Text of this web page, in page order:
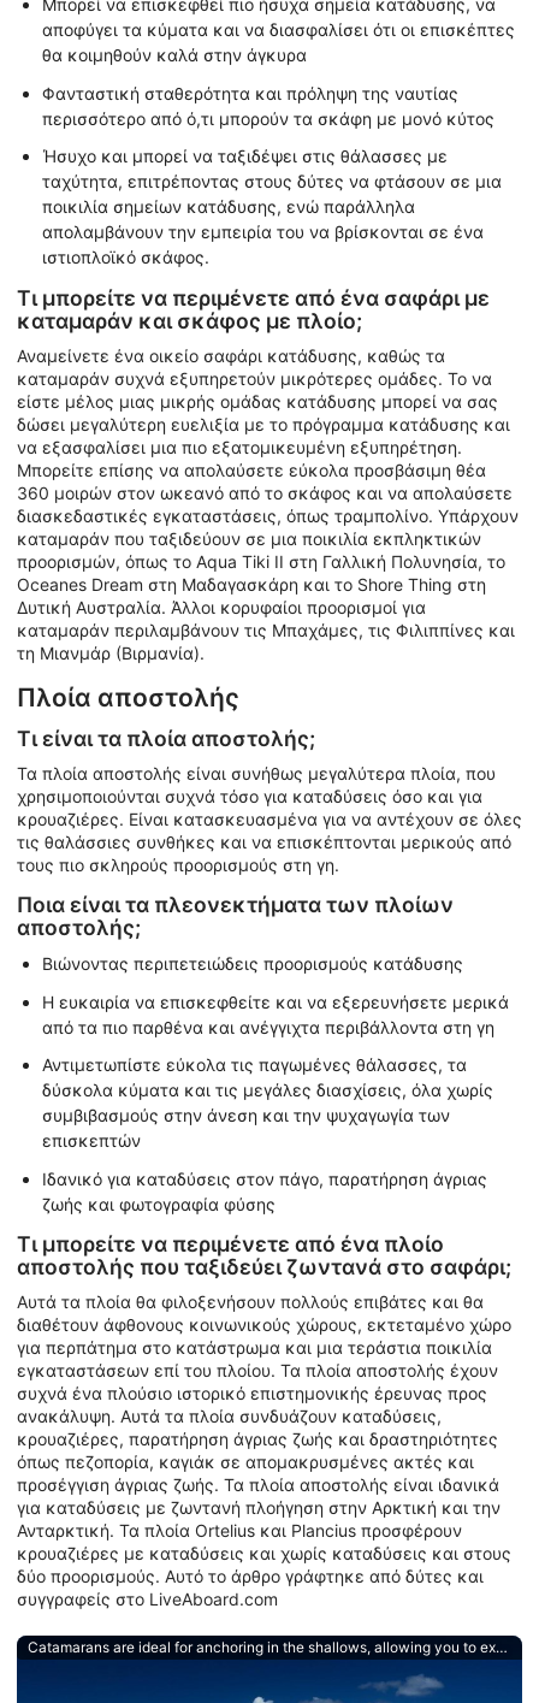
Μπορεί να επισκεφθεί πιο ήσυχα σημεία κατάδυσης, να
αποφύγει τα κύματα και να διασφαλίσει ότι οι επισκέπτες
θα κοιμηθούν καλά στην άγκυρα
Φανταστική σταθερότητα και πρόληψη της ναυτίας
περισσότερο από ό,τι μπορούν τα σκάφη με μονό κύτος
Ήσυχο και μπορεί να ταξιδέψει στις θάλασσες με
ταχύτητα, επιτρέποντας στους δύτες να φτάσουν σε μια
ποικιλία σημείων κατάδυσης, ενώ παράλληλα
απολαμβάνουν την εμπειρία του να βρίσκονται σε ένα
ιστιοπλοϊκό σκάφος.
Τι μπορείτε να περιμένετε από ένα σαφάρι με
καταμαράν και σκάφος με πλοίο;
Αναμείνετε ένα οικείο σαφάρι κατάδυσης, καθώς τα
καταμαράν συχνά εξυπηρετούν μικρότερες ομάδες. Το να
είστε μέλος μιας μικρής ομάδας κατάδυσης μπορεί να σας
δώσει μεγαλύτερη ευελιξία με το πρόγραμμα κατάδυσης και
να εξασφαλίσει μια πιο εξατομικευμένη εξυπηρέτηση.
Μπορείτε επίσης να απολαύσετε εύκολα προσβάσιμη θέα
360 μοιρών στον ωκεανό από το σκάφος και να απολαύσετε
διασκεδαστικές εγκαταστάσεις, όπως τραμπολίνο. Υπάρχουν
καταμαράν που ταξιδεύουν σε μια ποικιλία εκπληκτικών
προορισμών, όπως το Aqua Tiki II στη Γαλλική Πολυνησία, το
Oceanes Dream στη Μαδαγασκάρη και το Shore Thing στη
Δυτική Αυστραλία. Άλλοι κορυφαίοι προορισμοί για
καταμαράν περιλαμβάνουν τις Μπαχάμες, τις Φιλιππίνες και
τη Μιανμάρ (Βιρμανία).
Πλοία αποστολής
Τι είναι τα πλοία αποστολής;
Τα πλοία αποστολής είναι συνήθως μεγαλύτερα πλοία, που
χρησιμοποιούνται συχνά τόσο για καταδύσεις όσο και για
κρουαζιέρες. Είναι κατασκευασμένα για να αντέχουν σε όλες
τις θαλάσσιες συνθήκες και να επισκέπτονται μερικούς από
τους πιο σκληρούς προορισμούς στη γη.
Ποια είναι τα πλεονεκτήματα των πλοίων
αποστολής;
Βιώνοντας περιπετειώδεις προορισμούς κατάδυσης
Η ευκαιρία να επισκεφθείτε και να εξερευνήσετε μερικά
από τα πιο παρθένα και ανέγγιχτα περιβάλλοντα στη γη
Αντιμετωπίστε εύκολα τις παγωμένες θάλασσες, τα
δύσκολα κύματα και τις μεγάλες διασχίσεις, όλα χωρίς
συμβιβασμούς στην άνεση και την ψυχαγωγία των
επισκεπτών
Ιδανικό για καταδύσεις στον πάγο, παρατήρηση άγριας
ζωής και φωτογραφία φύσης
Τι μπορείτε να περιμένετε από ένα πλοίο
αποστολής που ταξιδεύει ζωντανά στο σαφάρι;
Αυτά τα πλοία θα φιλοξενήσουν πολλούς επιβάτες και θα
διαθέτουν άφθονους κοινωνικούς χώρους, εκτεταμένο χώρο
για περπάτημα στο κατάστρωμα και μια τεράστια ποικιλία
εγκαταστάσεων επί του πλοίου. Τα πλοία αποστολής έχουν
συχνά ένα πλούσιο ιστορικό επιστημονικής έρευνας προς
ανακάλυψη. Αυτά τα πλοία συνδυάζουν καταδύσεις,
κρουαζιέρες, παρατήρηση άγριας ζωής και δραστηριότητες
όπως πεζοπορία, καγιάκ σε απομακρυσμένες ακτές και
προσέγγιση άγριας ζωής. Τα πλοία αποστολής είναι ιδανικά
για καταδύσεις με ζωντανή πλοήγηση στην Αρκτική και την
Ανταρκτική. Τα πλοία Ortelius και Plancius προσφέρουν
κρουαζιέρες με καταδύσεις και χωρίς καταδύσεις και στους
δύο προορισμούς. Αυτό το άρθρο γράφτηκε από δύτες και
συγγραφείς στο LiveAboard.com
Catamarans are ideal for anchoring in the shallows, allowing you to explore untouched islands and atolls